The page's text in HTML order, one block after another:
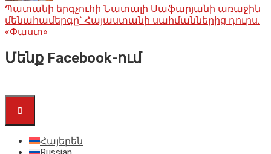
Պատանի երգչուհի Նատալի Սաֆարյանի առաջին
մենահամերգը՝ Հայաստանի սահմաններից դուրս.
«Փաստ»
Մենք Facebook-ում
Հայերեն